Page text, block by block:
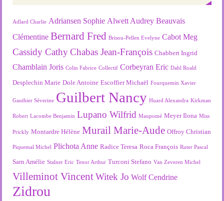
Adlard Charlie Adriansen Sophie Alwett Audrey Beauvais
Clémentine Bernard Fred Brisou-Pellen Evelyne Cabot Meg
Cassidy Cathy Chabas Jean-François Chabbert Ingrid
Chamblain Joris Colin Fabrice Collectif Corbeyran Eric Dahl Roald
Desplechin Marie Dole Antoine Escoffier Michaël Fourquemin Xavier
Gauthier Séverine Guilbert Nancy Huard Alexandra Kirkman
Robert Lacombe Benjamin Lupano Wilfrid Maupomé Meyer Ilona Miss
Prickly Montardre Hélène Murail Marie-Aude Offroy Christian
Piquemal Michel Plichota Anne Radice Teresa Roca François Ruter Pascal
Sarn Amélie Stalner Eric Tenor Arthur Turconi Stefano Van Zeveren Michel
Villeminot Vincent Witek Jo Wolf Cendrine
Zidrou